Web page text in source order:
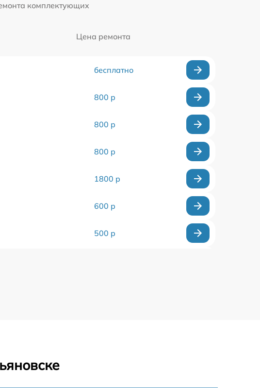
комплектующих
Цена ремонта
бесплатно
800 р
800 р
800 р
1800 р
600 р
500 р